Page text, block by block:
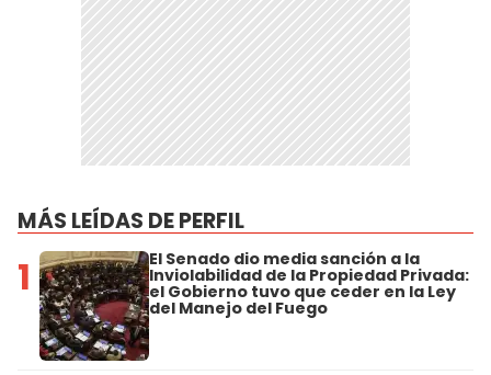
MÁS LEÍDAS DE PERFIL
1 El Senado dio media sanción a la
Inviolabilidad de la Propiedad Privada:
el Gobierno tuvo que ceder en la Ley
del Manejo del Fuego